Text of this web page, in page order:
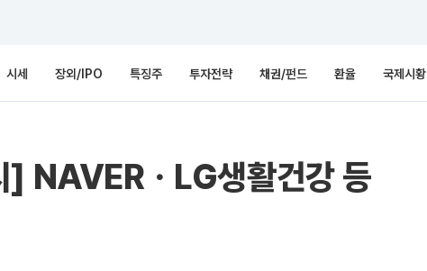
시세 장외/IPO 특징주 투자전략 채권/펀드 환율 국제시황
] NAVERㆍLG생활건강 등